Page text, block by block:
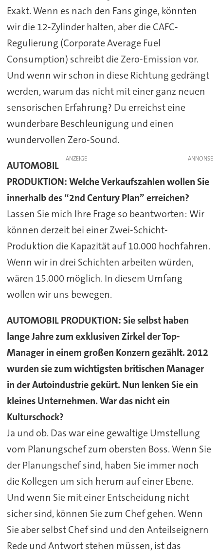
Exakt. Wenn es nach den Fans ginge, könnten
wir die 12-Zylinder halten, aber die CAFC-
Regulierung (Corporate Average Fuel
Consumption) schreibt die Zero-Emission vor.
Und wenn wir schon in diese Richtung gedrängt
werden, warum das nicht mit einer ganz neuen
sensorischen Erfahrung? Du erreichst eine
wunderbare Beschleunigung und einen
wundervollen Zero-Sound.
ANZEIGE
AUTOMOBIL
PRODUKTION:Welche Verkaufszahlen wollen Sie
innerhalb des “2nd Century Plan” erreichen?
Lassen Sie mich Ihre Frage so beantworten: Wir
können derzeit bei einer Zwei-Schicht-
Produktion die Kapazität auf 10.000 hochfahren.
Wenn wir in drei Schichten arbeiten würden,
wären 15.000 möglich. In diesem Umfang
wollen wir uns bewegen.
AUTOMOBIL PRODUKTION:Sie selbst haben
lange Jahre zum exklusiven Zirkel der Top-
Manager in einem großen Konzern gezählt. 2012
wurden sie zum wichtigsten britischen Manager
in der Autoindustrie gekürt. Nun lenken Sie ein
kleines Unternehmen. War das nicht ein
Kulturschock?
Ja und ob. Das war eine gewaltige Umstellung
vom Planungschef zum obersten Boss. Wenn Sie
der Planungschef sind, haben Sie immer noch
die Kollegen um sich herum auf einer Ebene.
Und wenn Sie mit einer Entscheidung nicht
sicher sind, können Sie zum Chef gehen. Wenn
Sie aber selbst Chef sind und den Anteilseignern
Rede und Antwort stehen müssen, ist das